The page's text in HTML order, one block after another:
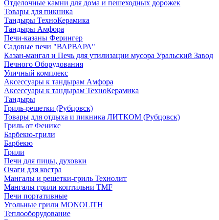
Отделочные камни для дома и пешеходных дорожек
Товары для пикника
Тандыры ТехноКерамика
Тандыры Амфора
Печи-казаны Ферингер
Садовые печи "ВАРВАРА"
Казан-мангал и Печь для утилизации мусора Уральский Завод
Печного Оборудования
Уличный комплекс
Аксессуары к тандырам Амфора
Аксессуары к тандырам ТехноКерамика
Тандыры
Гриль-решетки (Рубцовск)
Товары для отдыха и пикника ЛИТКОМ (Рубцовск)
Гриль от Феникс
Барбекю-грили
Барбекю
Грили
Печи для пицы, духовки
Очаги для костра
Мангалы и решетки-гриль Технолит
Мангалы грили коптильни TMF
Печи портативные
Угольные грили MONOLITH
Теплооборудование